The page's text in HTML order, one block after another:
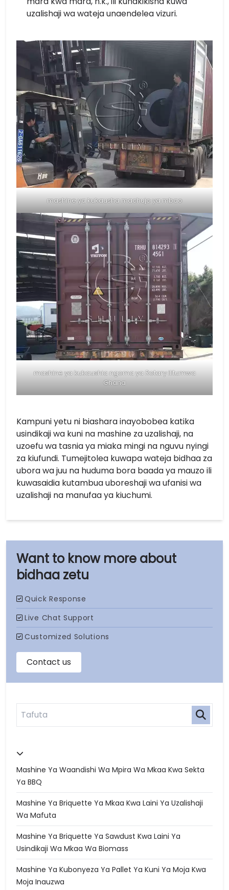
bidhaa zetu
Mashine Ya Waandishi Wa Mpira Wa Mkaa Kwa Sekta
Ya BBQ
Mashine Ya Briquette Ya Mkaa Kwa Laini Ya Uzalishaji
Wa Mafuta
Mashine Ya Briquette Ya Sawdust Kwa Laini Ya
Usindikaji Wa Mkaa Wa Biomass
Mashine Ya Kubonyeza Ya Pallet Ya Kuni Ya Moja Kwa
Moja Inauzwa
uzalishaji wa wateja unaendelea vizuri.
mashine ya kukausha machujo ya mbao
mashine ya kukaushia ngoma ya Rotary ilitumwa
Ghana
Kampuni yetu ni biashara inayobobea katika
usindikaji wa kuni na mashine za uzalishaji, na
uzoefu wa tasnia ya miaka mingi na nguvu nyingi
za kiufundi. Tumejitolea kuwapa wateja bidhaa za
ubora wa juu na huduma bora baada ya mauzo ili
kuwasaidia kutambua uboreshaji wa ufanisi wa
uzalishaji na manufaa ya kiuchumi.